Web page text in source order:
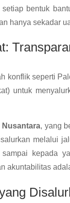
bentuk
hanya sekadar
konflik seperti
untuk
Nusantara, yang
melalui
kepada
akuntabilitas